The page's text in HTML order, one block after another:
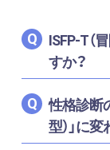
Q ISFP-T（
すか？
Q 性格診断
型）」に